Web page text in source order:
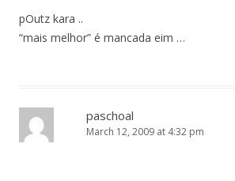
pOutz kara ..
“mais melhor” é mancada eim …
paschoal
March 12, 2009 at 4:32 pm